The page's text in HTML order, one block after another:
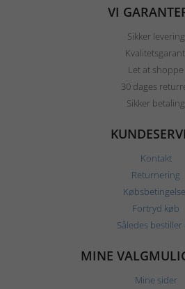
VI
Sikker levering
Let at shoppe
30 dages
Sikker betaling
Kontakt
Returnering
Fortryd køb
Således bestiller
MINE
Mine sider